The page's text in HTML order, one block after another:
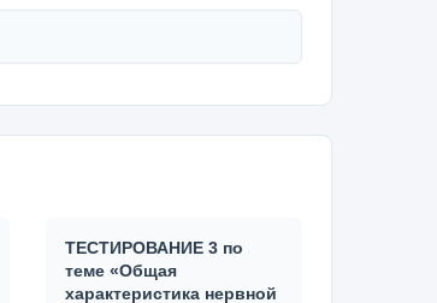
ТЕСТИРОВАНИЕ 3 по
теме «Общая
характеристика нервной